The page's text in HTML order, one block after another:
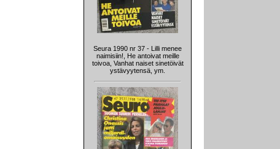
Seura 1990 nr 37 - Lilli menee
naimisiin!, He antoivat meille
toivoa, Vanhat naiset sinetöivät
ystävyytensä, ym.